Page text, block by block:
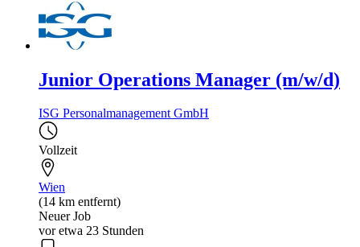
Junior Operations Manager (m/w/d)
ISG Personalmanagement GmbH
Vollzeit
Wien
(14 km entfernt)
Neuer Job
vor etwa 23 Stunden